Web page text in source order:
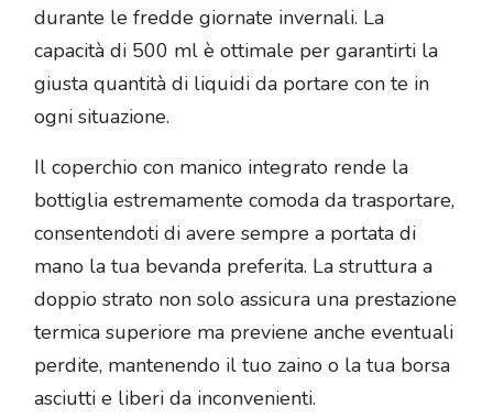
durante le fredde giornate invernali. La
capacità di 500 ml è ottimale per garantirti la
giusta quantità di liquidi da portare con te in
ogni situazione.
Il coperchio con manico integrato rende la
bottiglia estremamente comoda da trasportare,
consentendoti di avere sempre a portata di
mano la tua bevanda preferita. La struttura a
doppio strato non solo assicura una prestazione
termica superiore ma previene anche eventuali
perdite, mantenendo il tuo zaino o la tua borsa
asciutti e liberi da inconvenienti.